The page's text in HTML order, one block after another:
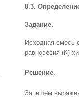
8.3.
Задание.
Исходная смесь
равновесия (К)
Решение.
Запишем